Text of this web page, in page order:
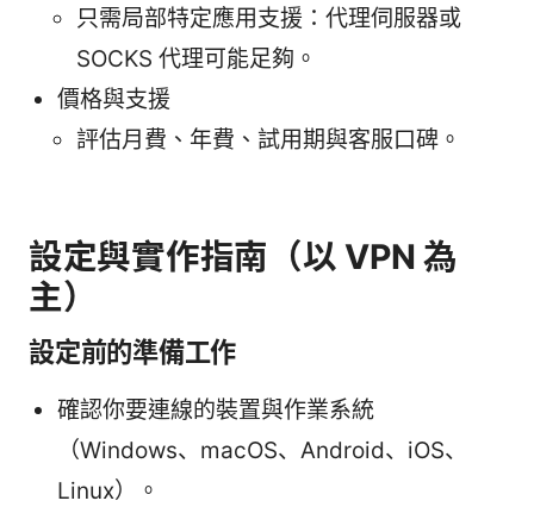
只需局部特定應用支援：代理伺服器或
SOCKS 代理可能足夠。
價格與支援
評估月費、年費、試用期與客服口碑。
設定與實作指南（以 VPN 為
主）
設定前的準備工作
確認你要連線的裝置與作業系統
（Windows、macOS、Android、iOS、
Linux）。